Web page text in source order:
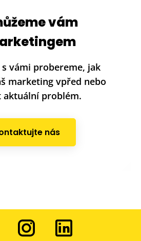
vám
s vámi probereme, jak
marketing vpřed nebo
aktuální problém.
nás